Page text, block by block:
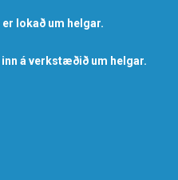
lokað um helgar.
á verkstæðið um helgar.